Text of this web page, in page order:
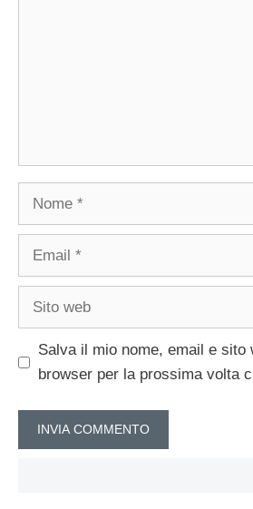
Nome
Email
Sito
Salva il mio nome, email e sito
browser per la prossima volta